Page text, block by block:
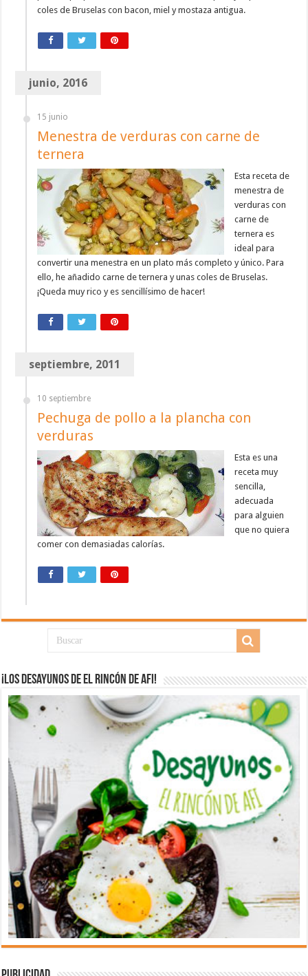
coles de Bruselas con bacon, miel y mostaza antigua.
junio, 2016
15 junio
Menestra de verduras con carne de
ternera
Esta receta de
menestra de
verduras con
carne de
ternera es
ideal para
convertir una menestra en un plato más completo y único. Para
ello, he añadido carne de ternera y unas coles de Bruselas.
¡Queda muy rico y es sencillísimo de hacer!
septiembre, 2011
10 septiembre
Pechuga de pollo a la plancha con
verduras
Esta es una
receta muy
sencilla,
adecuada
para alguien
que no quiera
comer con demasiadas calorías.
¡Los desayunos de El Rincón de Afi!